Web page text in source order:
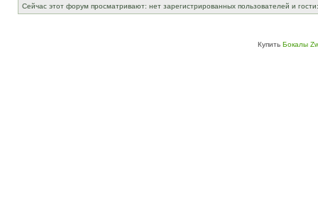
Сейчас этот форум просматривают: нет зарегистрированных пользователей и
Купить Бокалы